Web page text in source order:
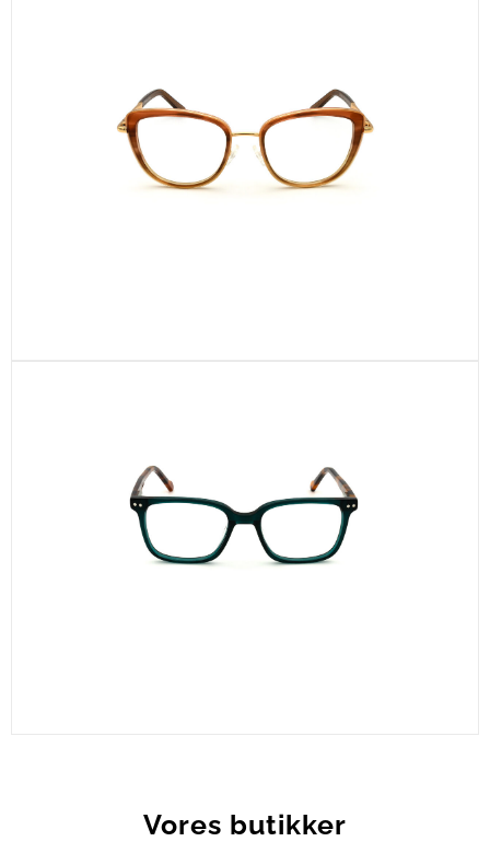
Vores butikker